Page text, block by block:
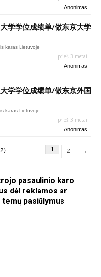
Anonimas
学学位成绩单/做东京大学
karas Lietuvoje
prieš 3 metai
Anonimas
学学位成绩单/做东京外国
karas Lietuvoje
prieš 3 metai
Anonimas
1 2 →
pasaulinio karo
dėl reklamos ar
pasiūlymus
-